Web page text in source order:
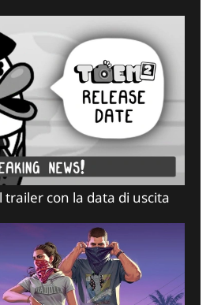
trailer con la data di uscita